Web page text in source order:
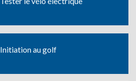
Initiation au golf